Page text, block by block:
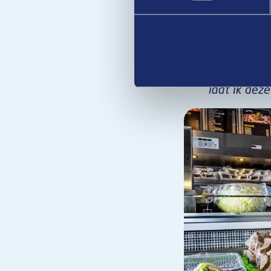
de kaart, maar toen
“Zo
dynamiek
laat ik
Afbeelding